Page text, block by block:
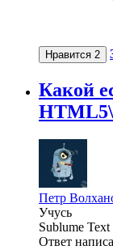
Нравится 2
Какой
Петр
Учусь
Sublume Text
Ответ